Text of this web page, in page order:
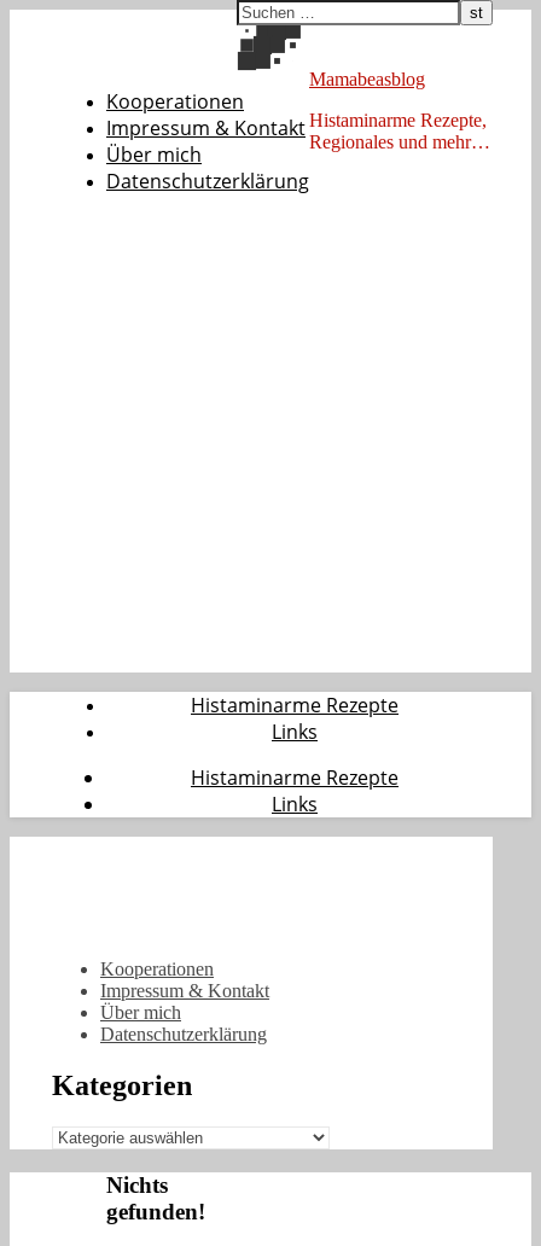
Kooperationen
Impressum & Kontakt
Über mich
Datenschutzerklärung
Mamabeasblog
Histaminarme Rezepte,
Regionales und mehr…
Histaminarme Rezepte
Links
Histaminarme Rezepte
Links
Kooperationen
Impressum & Kontakt
Über mich
Datenschutzerklärung
Kategorien
Kategorien
Nichts
gefunden!